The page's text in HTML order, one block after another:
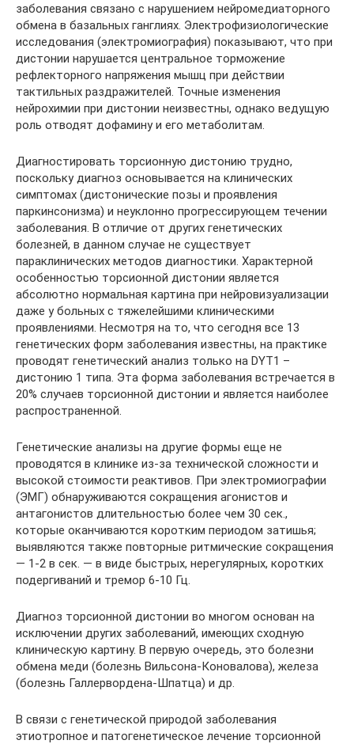
заболевания связано с нарушением нейромедиаторного
обмена в базальных ганглиях. Электрофизиологические
исследования (электромиография) показывают, что при
дистонии нарушается центральное торможение
рефлекторного напряжения мышц при действии
тактильных раздражителей. Точные изменения
нейрохимии при дистонии неизвестны, однако ведущую
роль отводят дофамину и его метаболитам.
Диагностировать торсионную дистонию трудно,
поскольку диагноз основывается на клинических
симптомах (дистонические позы и проявления
паркинсонизма) и неуклонно прогрессирующем течении
заболевания. В отличие от других генетических
болезней, в данном случае не существует
параклинических методов диагностики. Характерной
особенностью торсионной дистонии является
абсолютно нормальная картина при нейровизуализации
даже у больных с тяжелейшими клиническими
проявлениями. Несмотря на то, что сегодня все 13
генетических форм заболевания известны, на практике
проводят генетический анализ только на DYT1 –
дистонию 1 типа. Эта форма заболевания встречается в
20% случаев торсионной дистонии и является наиболее
распространенной.
Генетические анализы на другие формы еще не
проводятся в клинике из-за технической сложности и
высокой стоимости реактивов. При электромиографии
(ЭМГ) обнаруживаются сокращения агонистов и
антагонистов длительностью более чем 30 сек.,
которые оканчиваются коротким периодом затишья;
выявляются также повторные ритмические сокращения
— 1-2 в сек. — в виде быстрых, нерегулярных, коротких
подергиваний и тремор 6-10 Гц.
Диагноз торсионной дистонии во многом основан на
исключении других заболеваний, имеющих сходную
клиническую картину. В первую очередь, это болезни
обмена меди (болезнь Вильсона-Коновалова), железа
(болезнь Галлервордена-Шпатца) и др.
В связи с генетической природой заболевания
этиотропное и патогенетическое лечение торсионной